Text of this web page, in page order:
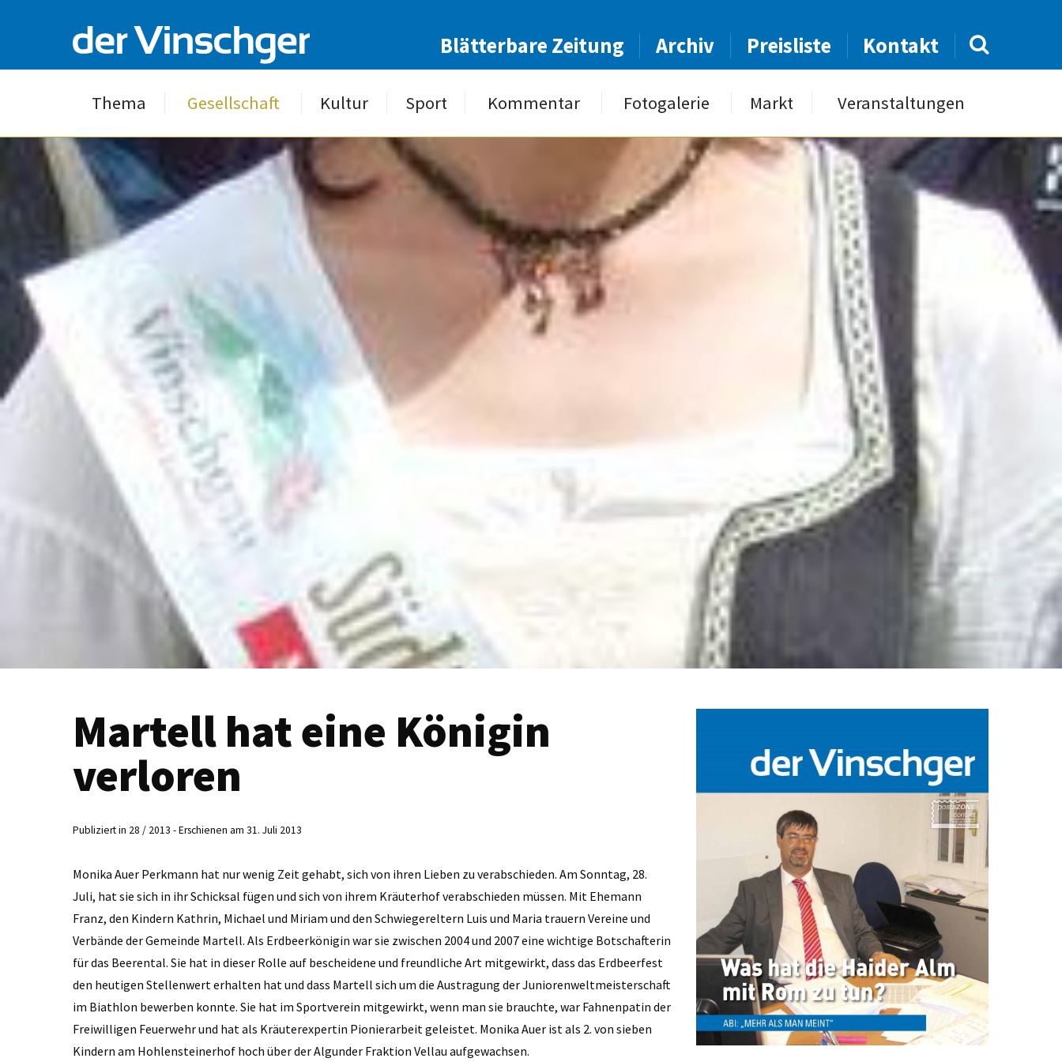
Blätterbare Zeitung Archiv Preisliste Kontakt
Thema Gesellschaft Kultur Sport Kommentar Fotogalerie Markt Veranstaltungen
Martell hat eine Königin
verloren
Publiziert in 28 / 2013 - Erschienen am 31. Juli 2013
Monika Auer ­Perkmann hat nur wenig Zeit gehabt, sich von ihren Lieben zu verabschieden. Am Sonntag, 28.
Juli, hat sie sich in ihr Schicksal fügen und sich von ihrem Kräuterhof verabschieden müssen. Mit Ehemann
Franz, den Kindern Kathrin, Michael und Miriam und den Schwiegereltern Luis und Maria trauern Vereine und
Verbände der Gemeinde Martell. Als Erdbeerkönigin war sie zwischen 2004 und 2007 eine wichtige Botschafterin
für das Beerental. Sie hat in dieser Rolle auf bescheidene und freundliche Art mitgewirkt, dass das Erdbeerfest
den heutigen Stellenwert erhalten hat und dass Martell sich um die Austragung der Juniorenweltmeisterschaft
im Biathlon bewerben konnte. Sie hat im Sportverein mitgewirkt, wenn man sie brauchte, war Fahnenpatin der
Freiwilligen Feuerwehr und hat als Kräuterexpertin ­Pionierarbeit geleistet. Monika Auer ist als 2. von sieben
Kindern am Hohlensteinerhof hoch über der Algunder Fraktion Vellau aufgewachsen.